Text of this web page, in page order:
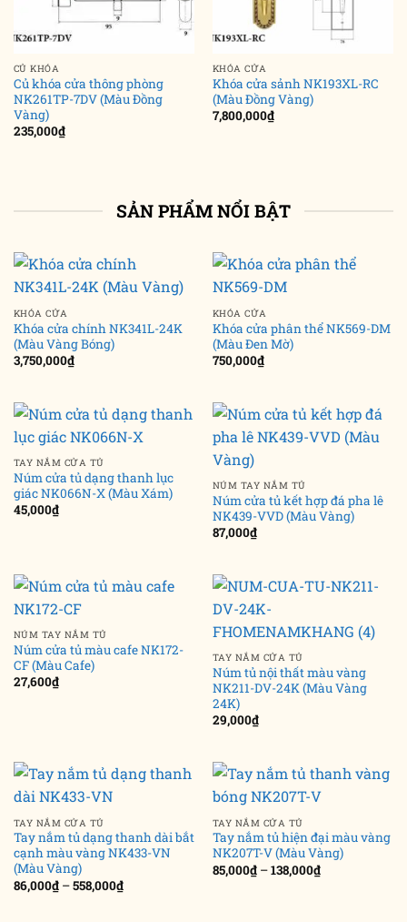
CỦ KHÓA
Củ khóa cửa thông phòng
NK261TP-7DV (Màu Đồng
Vàng)
235,000₫
KHÓA CỬA
Khóa cửa sảnh NK193XL-RC
(Màu Đồng Vàng)
7,800,000₫
SẢN PHẨM NỔI BẬT
KHÓA CỬA
Khóa cửa chính NK341L-24K
(Màu Vàng Bóng)
3,750,000₫
KHÓA CỬA
Khóa cửa phân thể NK569-DM
(Màu Đen Mờ)
750,000₫
TAY NẮM CỬA TỦ
Núm cửa tủ dạng thanh lục
giác NK066N-X (Màu Xám)
45,000₫
NÚM TAY NẮM TỦ
Núm cửa tủ kết hợp đá pha lê
NK439-VVD (Màu Vàng)
87,000₫
NÚM TAY NẮM TỦ
Núm cửa tủ màu cafe NK172-
CF (Màu Cafe)
27,600₫
TAY NẮM CỬA TỦ
Núm tủ nội thất màu vàng
NK211-DV-24K (Màu Vàng
24K)
29,000₫
TAY NẮM CỬA TỦ
Tay nắm tủ dạng thanh dài bắt
cạnh màu vàng NK433-VN
(Màu Vàng)
86,000₫ –558,000₫Khoảng
giá:
TAY NẮM CỬA TỦ
Tay nắm tủ hiện đại màu vàng
NK207T-V (Màu Vàng)
85,000₫ –138,000₫Khoảng
giá: